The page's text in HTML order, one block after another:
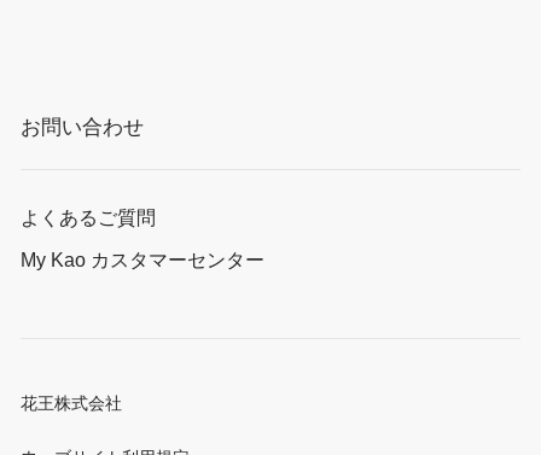
お問い合わせ
よくあるご質問
My Kao カスタマーセンター
花王株式会社